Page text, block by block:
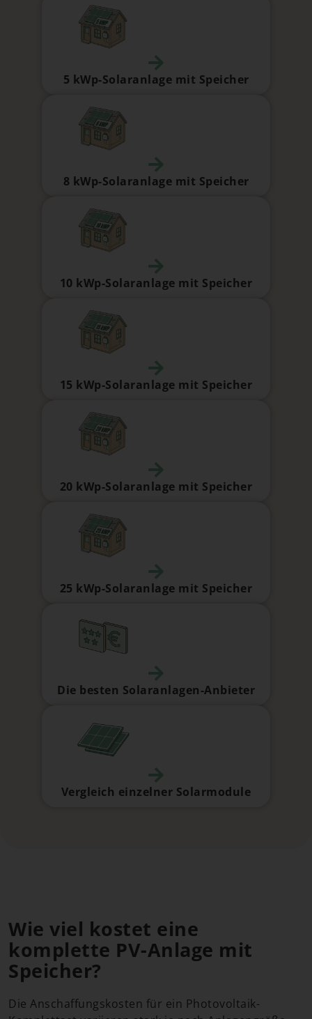
5 kWp-Solaranlage mit Speicher
8 kWp-Solaranlage mit Speicher
10 kWp-Solaranlage mit Speicher
15 kWp-Solaranlage mit Speicher
20 kWp-Solaranlage mit Speicher
25 kWp-Solaranlage mit Speicher
Die besten Solaranlagen-Anbieter
Vergleich einzelner Solarmodule
Wie viel kostet eine
komplette PV-Anlage mit
Speicher?
Die Anschaffungskosten für ein Photovoltaik-